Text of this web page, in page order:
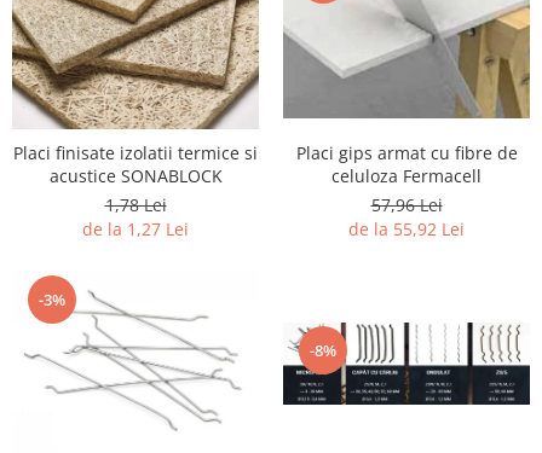
Placi finisate izolatii termice si
acustice SONABLOCK
1,78 Lei
de la 1,27 Lei
Placi gips armat cu fibre de
celuloza Fermacell
57,96 Lei
de la 55,92 Lei
-3%
-8%